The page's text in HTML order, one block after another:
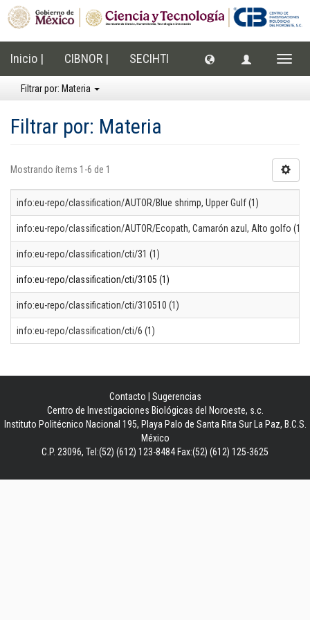
Inicio | CIBNOR | SECIHTI
Filtrar por: Materia
Filtrar por: Materia
Mostrando ítems 1-6 de 1
info:eu-repo/classification/AUTOR/Blue shrimp, Upper Gulf (1)
info:eu-repo/classification/AUTOR/Ecopath, Camarón azul, Alto golfo (1)
info:eu-repo/classification/cti/31 (1)
info:eu-repo/classification/cti/3105 (1)
info:eu-repo/classification/cti/310510 (1)
info:eu-repo/classification/cti/6 (1)
Contacto
Sugerencias
Centro de Investigaciones Biológicas del Noroeste, s.c.
Instituto Politécnico Nacional 195, Playa Palo de Santa Rita Sur La Paz, B.C.S.
México
C.P. 23096, Tel:(52) (612) 123-8484 Fax:(52) (612) 125-3625